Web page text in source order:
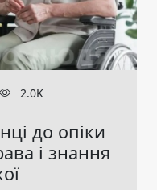
2.0K
до опіки
і знання